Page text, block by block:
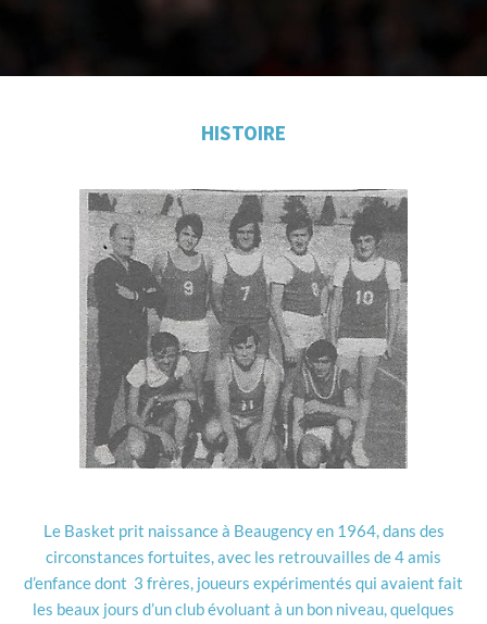
HISTOIRE
Le Basket prit naissance à Beaugency en 1964, dans des
circonstances fortuites, avec les retrouvailles de 4 amis
d’enfance dont 3 frères, joueurs expérimentés qui avaient fait
les beaux jours d’un club évoluant à un bon niveau, quelques